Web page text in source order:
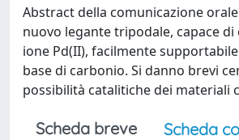
Abstract della comunicazione
nuovo legante tripodale, capace
ione Pd(II), facilmente
base di carbonio. Si danno brevi
possibilità catalitiche dei materiali
Scheda breve
Scheda